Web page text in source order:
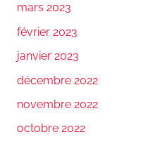
mars 2023
février 2023
janvier 2023
décembre 2022
novembre 2022
octobre 2022